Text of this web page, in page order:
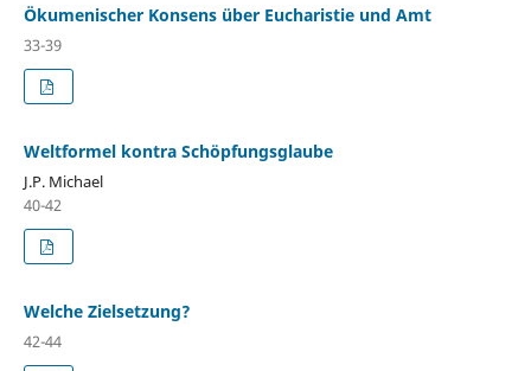
Ökumenischer Konsens über Eucharistie und Amt
33-39
Weltformel kontra Schöpfungsglaube
J.P. Michael
40-42
Welche Zielsetzung?
42-44